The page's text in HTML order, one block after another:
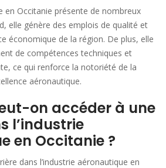
en Occitanie présente de nombreux
elle génère des emplois de qualité et
économique de la région. De plus, elle
de compétences techniques et
ce qui renforce la notoriété de la
aéronautique.
on accéder à une
l’industrie
en Occitanie ?
dans l’industrie aéronautique en